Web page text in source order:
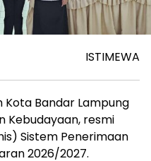
ISTIMEWA
Kota Bandar Lampung
Kebudayaan, resmi
Sistem Penerimaan
2026/2027.